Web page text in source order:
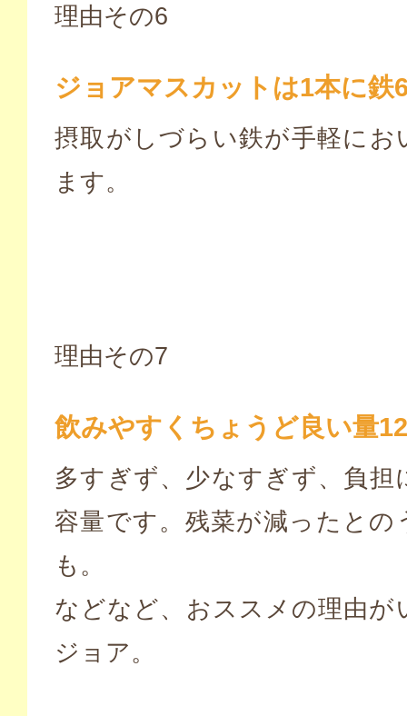
理由その6
ジョアマスカットは1本に鉄
摂取がしづらい鉄が手軽にお
ます。
理由その7
飲みやすくちょうど良い量
多すぎず、少なすぎず、負担
容量です。残菜が減ったとの
も。
などなど、おススメの理由が
ジョア。